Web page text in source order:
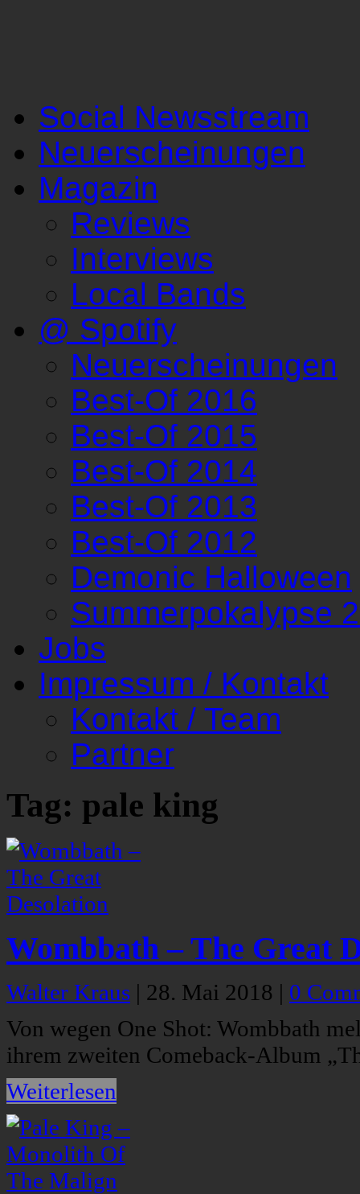
Social Newsstream
Neuerscheinungen
Magazin
Reviews
Interviews
Local Bands
@ Spotify
Neuerscheinungen
Best-Of 2016
Best-Of 2015
Best-Of 2014
Best-Of 2013
Best-Of 2012
Demonic Halloween
Summerpokalypse
Jobs
Impressum / Kontakt
Kontakt / Team
Partner
Tag: pale king
Wombbath – The Great
Walter Kraus | 28. Mai 2018 | 0
Von wegen One Shot: Wombbath
ihrem zweiten Comeback-Album
Weiterlesen